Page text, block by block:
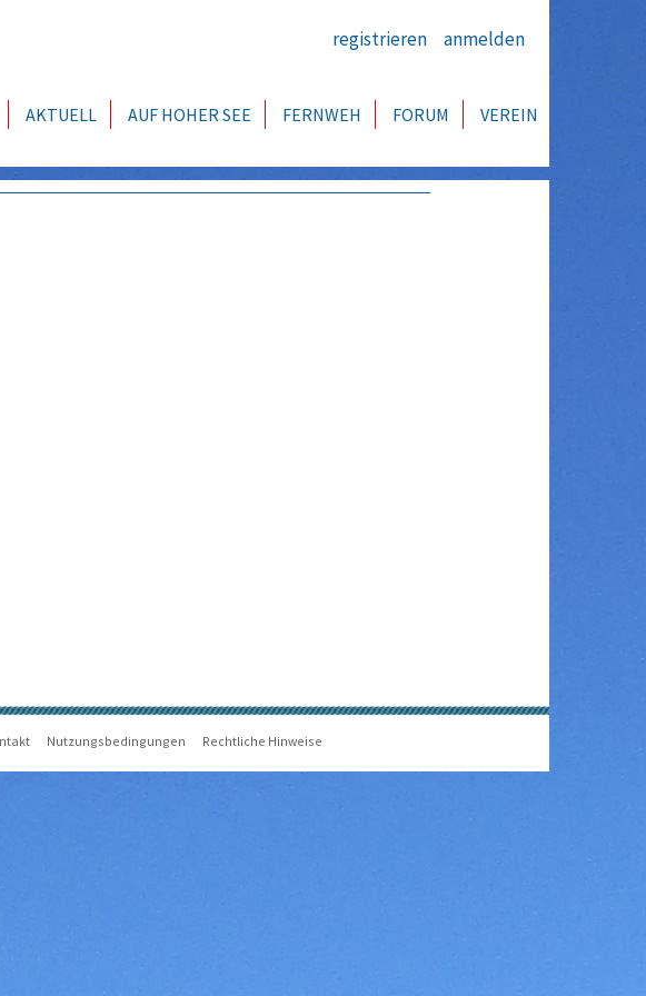
registrieren anmelden
AKTUELL AUF HOHER SEE FERNWEH FORUM VEREIN
Nutzungsbedingungen Rechtliche Hinweise